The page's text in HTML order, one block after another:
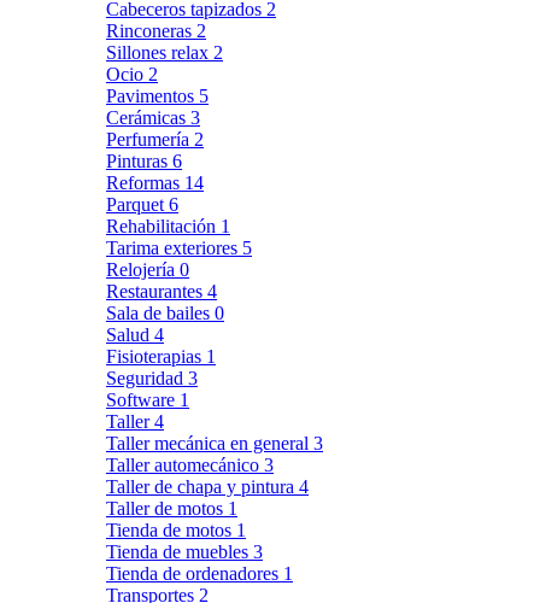
Cabeceros tapizados 2
Rinconeras 2
Sillones relax 2
Ocio 2
Pavimentos 5
Cerámicas 3
Perfumería 2
Pinturas 6
Reformas 14
Parquet 6
Rehabilitación 1
Tarima exteriores 5
Relojería 0
Restaurantes 4
Sala de bailes 0
Salud 4
Fisioterapias 1
Seguridad 3
Software 1
Taller4
Taller mecánica en general 3
Taller automecánico 3
Taller de chapa y pintura 4
Taller de motos 1
Tienda de motos 1
Tienda de muebles 3
Tienda de ordenadores 1
Transportes 2